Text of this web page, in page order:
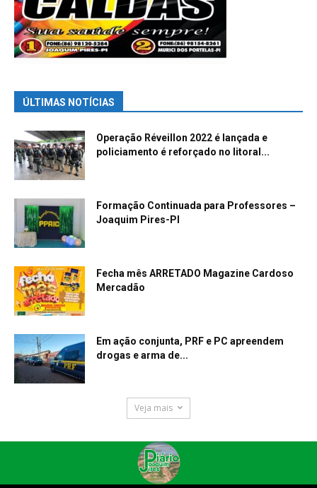
ÚLTIMAS NOTÍCIAS
Operação Réveillon 2022 é lançada e
policiamento é reforçado no litoral...
Formação Continuada para Professores –
Joaquim Pires-PI
Fecha mês ARRETADO Magazine Cardoso
Mercadão
Em ação conjunta, PRF e PC apreendem
drogas e arma de...
Veja mais